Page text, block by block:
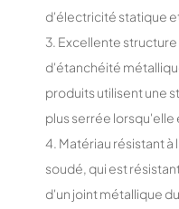
d'électricité statique
3. Excellente
d'étanchéité
produits utilisent une
plus serrée lorsqu'elle
4. Matériau résistant
soudé, qui est
d'un joint métallique